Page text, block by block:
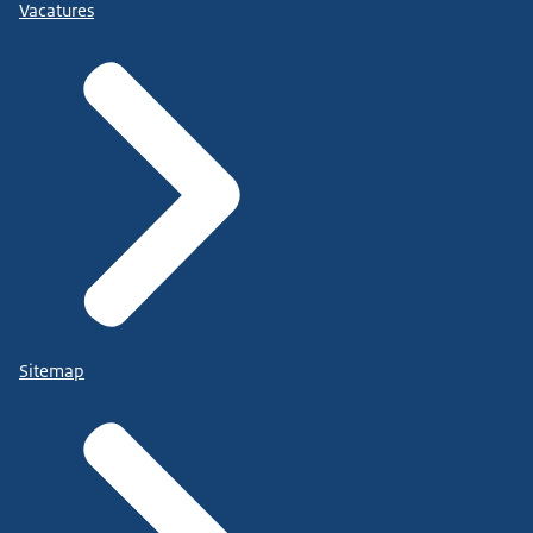
Vacatures
Sitemap